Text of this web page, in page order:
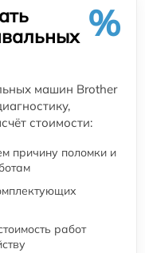
%
машин Brother
стоимости:
причину поломки и
работ